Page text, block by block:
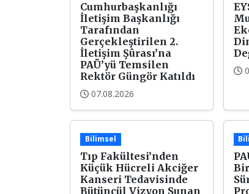
Cumhurbaşkanlığı
İletişim Başkanlığı
Tarafından
Gerçekleştirilen 2.
İletişim Şûrası’na
PAÜ’yü Temsilen
Rektör Güngör Katıldı
07.08.2026
Bilimsel
Tıp Fakültesi’nden
Küçük Hücreli Akciğer
Kanseri Tedavisinde
Bütüncül Vizyon Sunan